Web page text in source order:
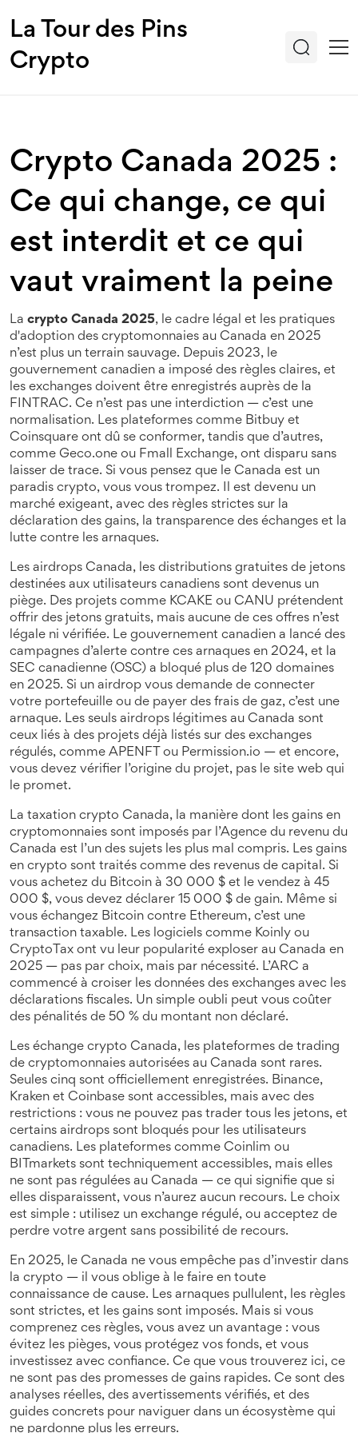
La Tour des Pins
Crypto
Crypto Canada 2025 :
Ce qui change, ce qui
est interdit et ce qui
vaut vraiment la peine
La crypto Canada 2025, le cadre légal et les pratiques
d'adoption des cryptomonnaies au Canada en 2025
n’est plus un terrain sauvage. Depuis 2023, le
gouvernement canadien a imposé des règles claires, et
les exchanges doivent être enregistrés auprès de la
FINTRAC. Ce n’est pas une interdiction — c’est une
normalisation. Les plateformes comme Bitbuy et
Coinsquare ont dû se conformer, tandis que d’autres,
comme Geco.one ou Fmall Exchange, ont disparu sans
laisser de trace. Si vous pensez que le Canada est un
paradis crypto, vous vous trompez. Il est devenu un
marché exigeant, avec des règles strictes sur la
déclaration des gains, la transparence des échanges et la
lutte contre les arnaques.
Les airdrops Canada, les distributions gratuites de jetons
destinées aux utilisateurs canadiens sont devenus un
piège. Des projets comme KCAKE ou CANU prétendent
offrir des jetons gratuits, mais aucune de ces offres n’est
légale ni vérifiée. Le gouvernement canadien a lancé des
campagnes d’alerte contre ces arnaques en 2024, et la
SEC canadienne (OSC) a bloqué plus de 120 domaines
en 2025. Si un airdrop vous demande de connecter
votre portefeuille ou de payer des frais de gaz, c’est une
arnaque. Les seuls airdrops légitimes au Canada sont
ceux liés à des projets déjà listés sur des exchanges
régulés, comme APENFT ou Permission.io — et encore,
vous devez vérifier l’origine du projet, pas le site web qui
le promet.
La taxation crypto Canada, la manière dont les gains en
cryptomonnaies sont imposés par l’Agence du revenu du
Canada est l’un des sujets les plus mal compris. Les gains
en crypto sont traités comme des revenus de capital. Si
vous achetez du Bitcoin à 30 000 $ et le vendez à 45
000 $, vous devez déclarer 15 000 $ de gain. Même si
vous échangez Bitcoin contre Ethereum, c’est une
transaction taxable. Les logiciels comme Koinly ou
CryptoTax ont vu leur popularité exploser au Canada en
2025 — pas par choix, mais par nécessité. L’ARC a
commencé à croiser les données des exchanges avec les
déclarations fiscales. Un simple oubli peut vous coûter
des pénalités de 50 % du montant non déclaré.
Les échange crypto Canada, les plateformes de trading
de cryptomonnaies autorisées au Canada sont rares.
Seules cinq sont officiellement enregistrées. Binance,
Kraken et Coinbase sont accessibles, mais avec des
restrictions : vous ne pouvez pas trader tous les jetons, et
certains airdrops sont bloqués pour les utilisateurs
canadiens. Les plateformes comme Coinlim ou
BITmarkets sont techniquement accessibles, mais elles
ne sont pas régulées au Canada — ce qui signifie que si
elles disparaissent, vous n’aurez aucun recours. Le choix
est simple : utilisez un exchange régulé, ou acceptez de
perdre votre argent sans possibilité de recours.
En 2025, le Canada ne vous empêche pas d’investir dans
la crypto — il vous oblige à le faire en toute
connaissance de cause. Les arnaques pullulent, les règles
sont strictes, et les gains sont imposés. Mais si vous
comprenez ces règles, vous avez un avantage : vous
évitez les pièges, vous protégez vos fonds, et vous
investissez avec confiance. Ce que vous trouverez ici, ce
ne sont pas des promesses de gains rapides. Ce sont des
analyses réelles, des avertissements vérifiés, et des
guides concrets pour naviguer dans un écosystème qui
ne pardonne plus les erreurs.